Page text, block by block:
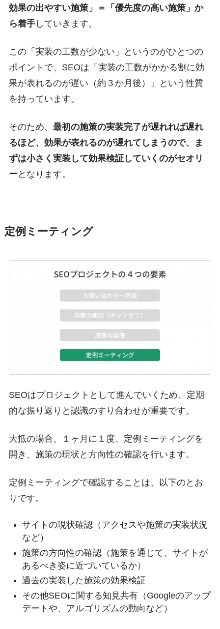
効果の出やすい施策」＝「優先度の高い施策」か
ら着手していきます。
この「実装の工数が少ない」というのがひとつの
ポイントで、SEOは「実装の工数がかかる割に効
果が表れるのが遅い（約３か月後）」という性質
を持っています。
そのため、 最初の施策の実装完了が遅れれば遅れ
るほど、効果が表れるのが遅れてしまうので、ま
ずは小さく実装して効果検証していくのがセオリ
ーとなります。
定例ミーティング
SEOはプロジェクトとして進んでいくため、定期
的な振り返りと認識のすり合わせが重要です。
大抵の場合、１ヶ月に１度、定例ミーティングを
開き、施策の現状と方向性の確認を行います。
定例ミーティングで確認することは、以下のとお
りです。
サイトの現状確認（アクセスや施策の実装状況
など）
施策の方向性の確認（施策を通じて、サイトが
あるべき姿に近づいているか）
過去の実装した施策の効果検証
その他SEOに関する知見共有（Googleのアップ
デートや、アルゴリズムの動向など）